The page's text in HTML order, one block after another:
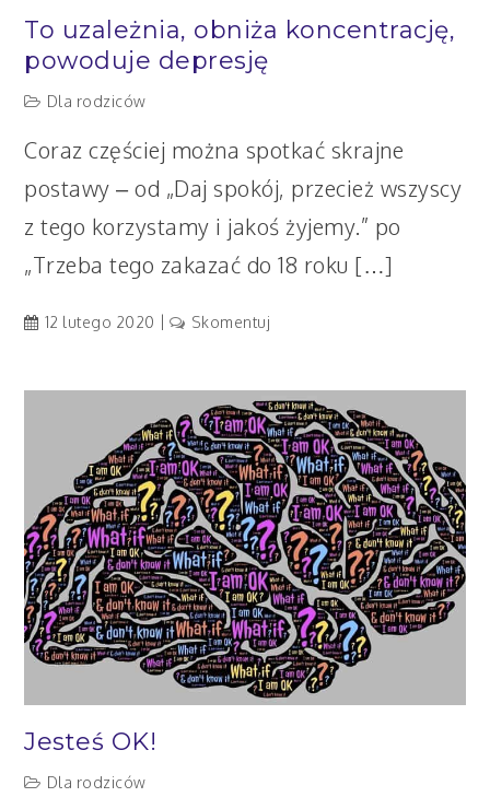
To uzależnia, obniża koncentrację,
powoduje depresję
Dla rodziców
Coraz częściej można spotkać skrajne
postawy – od „Daj spokój, przecież wszyscy
z tego korzystamy i jakoś żyjemy.” po
„Trzeba tego zakazać do 18 roku […]
12 lutego 2020 Skomentuj
obniża
koncentrację,
powoduje
depresję
Jesteś OK!
Dla rodziców